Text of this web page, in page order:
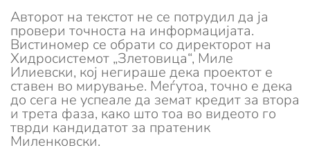
Авторот на текстот не се потрудил да ја
провери точноста на информацијата.
Вистиномер се обрати со директорот на
Хидросистемот „Злетовица“, Миле
Илиевски, кој негираше дека проектот е
ставен во мирување. Меѓутоа, точно е дека
до сега не успеале да земат кредит за втора
и трета фаза, како што тоа во видеото го
тврди кандидатот за пратеник
Миленковски.